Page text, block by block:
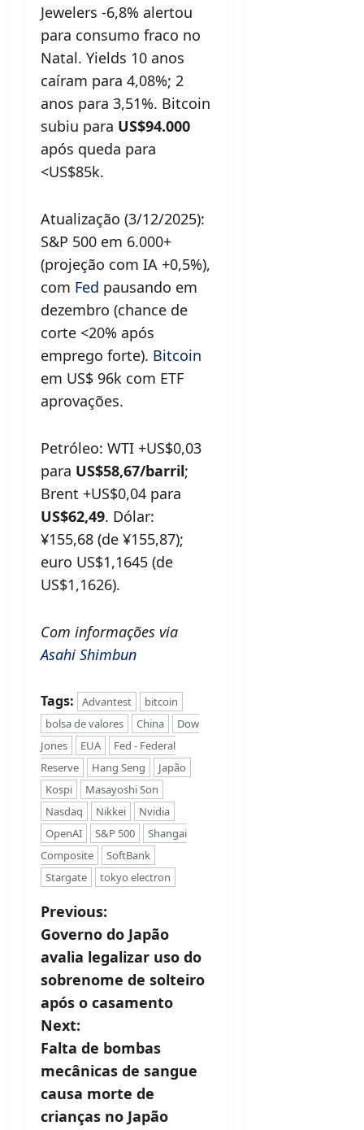
Jewelers -6,8% alertou
para consumo fraco no
Natal. Yields 10 anos
caíram para 4,08%; 2
anos para 3,51%. Bitcoin
subiu para US$94.000
após queda para
<US$85k.
Atualização (3/12/2025):
S&P 500 em 6.000+
(projeção com IA +0,5%),
com Fed pausando em
dezembro (chance de
corte <20% após
emprego forte). Bitcoin
em US$ 96k com ETF
aprovações.
Petróleo: WTI +US$0,03
para US$58,67/barril;
Brent +US$0,04 para
US$62,49. Dólar:
¥155,68 (de ¥155,87);
euro US$1,1645 (de
US$1,1626).
Com informações via
Asahi Shimbun
Tags: Advantest
bitcoin
bolsa de valores
China
Dow
Jones
EUA
Fed - Federal
Reserve
Hang Seng
Japão
Kospi
Masayoshi Son
Nasdaq
Nikkei
Nvidia
OpenAI
S&P 500
Shangai
Composite
SoftBank
Stargate
tokyo electron
P
o
s
t
n
a
v
Previous:
Governo do Japão
avalia legalizar uso do
sobrenome de solteiro
após o casamento
Next:
Falta de bombas
mecânicas de sangue
causa morte de
crianças no Japão